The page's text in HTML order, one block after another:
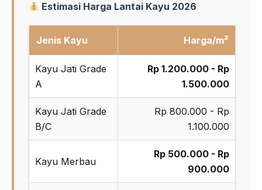
Estimasi Harga Lantai Kayu 2026
Jenis Kayu Harga/m²
Kayu Jati Grade
A
Rp 1.200.000 - Rp
1.500.000
Kayu Jati Grade
B/C
Rp 800.000 - Rp
1.100.000
Kayu Merbau
Rp 500.000 - Rp
900.000